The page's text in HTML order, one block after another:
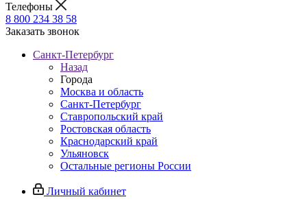
Телефоны
8 800 234 38 58
Заказать звонок
Санкт-Петербург
Назад
Города
Москва и область
Санкт-Петербург
Ставропольский край
Ростовская область
Краснодарский край
Ульяновск
Остальные регионы России
Личный кабинет